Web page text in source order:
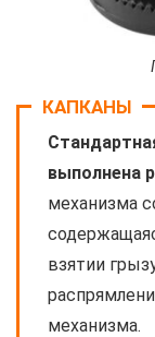
КАПКАНЫ
выполнена
механизма
взятии
механизма.